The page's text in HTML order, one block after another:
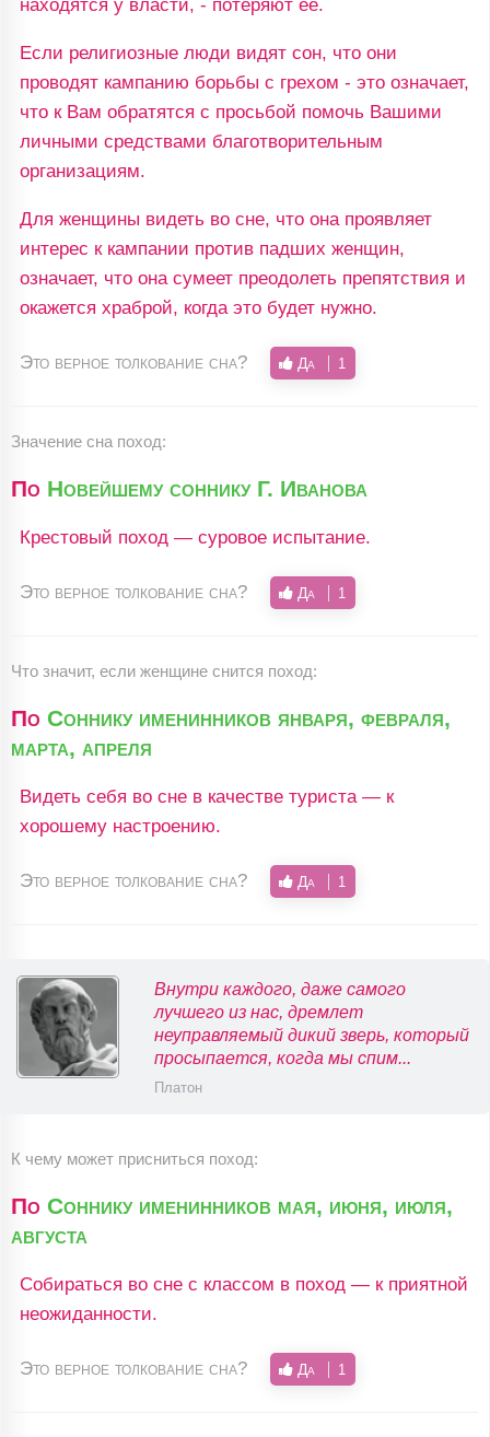
находятся у власти, - потеряют ее.
Если религиозные люди видят сон, что они
проводят кампанию борьбы с грехом - это означает,
что к Вам обратятся с просьбой помочь Вашими
личными средствами благотворительным
организациям.
Для женщины видеть во сне, что она проявляет
интерес к кампании против падших женщин,
означает, что она сумеет преодолеть препятствия и
окажется храброй, когда это будет нужно.
Это верное толкование сна? Да 1
Значение сна поход:
По Новейшему соннику Г. Иванова
Крестовый поход — суровое испытание.
Это верное толкование сна? Да 1
Что значит, если женщине снится поход:
По Соннику именинников января, февраля,
марта, апреля
Видеть себя во сне в качестве туриста — к
хорошему настроению.
Это верное толкование сна? Да 1
Внутри каждого, даже самого
лучшего из нас, дремлет
неуправляемый дикий зверь, который
просыпается, когда мы спим...
Платон
К чему может присниться поход:
По Соннику именинников мая, июня, июля,
августа
Собираться во сне с классом в поход — к приятной
неожиданности.
Это верное толкование сна? Да 1